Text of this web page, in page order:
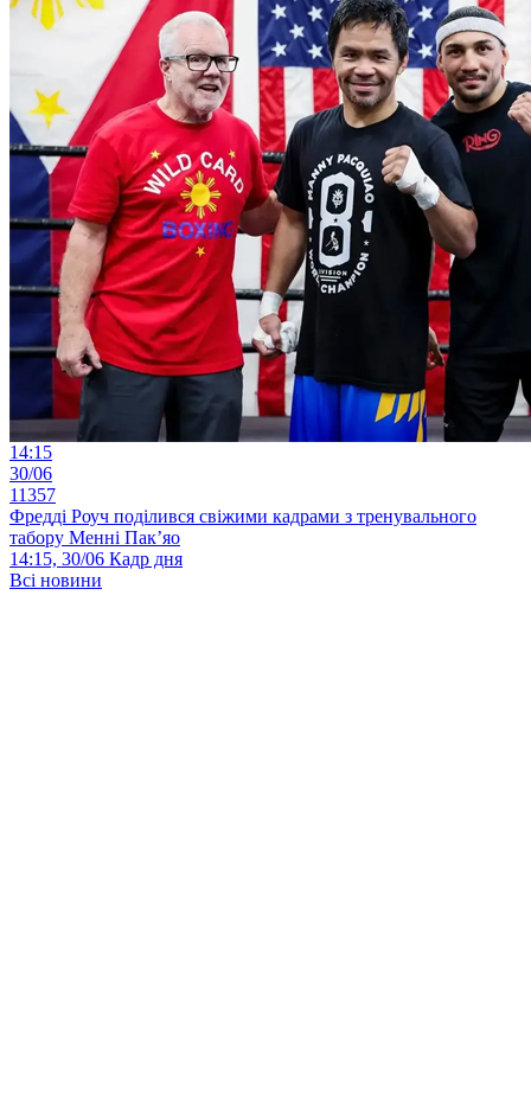
14:15
30/06
11357
Фредді Роуч поділився свіжими кадрами з тренувального
табору Менні Пак’яо
14:15, 30/06 Кадр дня
Всі новини